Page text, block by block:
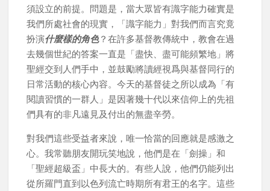
須設立的前提。問題是，當大眾皆有識字能力確實是
我們所處社會的現實，「識字能力」對我們而言究竟
扮演什麼樣的角色？在許多基督教傳統中，教會在過
去幾個世紀的答案一直是「盡快、盡可能頻繁地」將
聖經交到人們手中，並鼓勵將讀經視爲與基督同行的
日常活動的核心內容。今天的基督徒之所以成為「有
閱讀習慣的一群人」是因著幾十代以來信仰上的先祖
們具有的非凡遠見及付出的無盡辛勞。
對我們這些受益者來說，唯一恰當的回應就是感激之
心。我常聽朋友開玩笑地說，他們是在「劍操」和
「聖經超級盃」中長大的。有些人說，他們仍能列出
從所羅門直到以色列流亡時期所有君王的名字。這些